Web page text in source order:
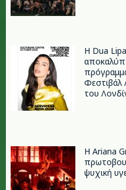
Η Dua Lipa
Φεστιβάλ
του
Η Ariana
ψυχική